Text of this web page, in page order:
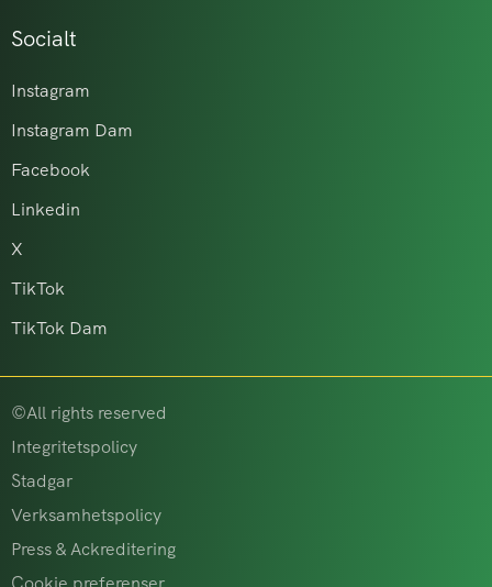
Socialt
Instagram
Instagram Dam
Facebook
Linkedin
X
TikTok
TikTok Dam
©All rights reserved
Integritetspolicy
Stadgar
Verksamhetspolicy
Press & Ackreditering